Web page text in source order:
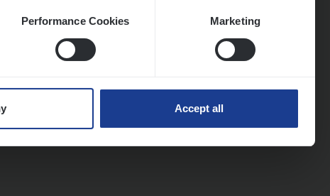
Performance Cookies Marketing
Accept all